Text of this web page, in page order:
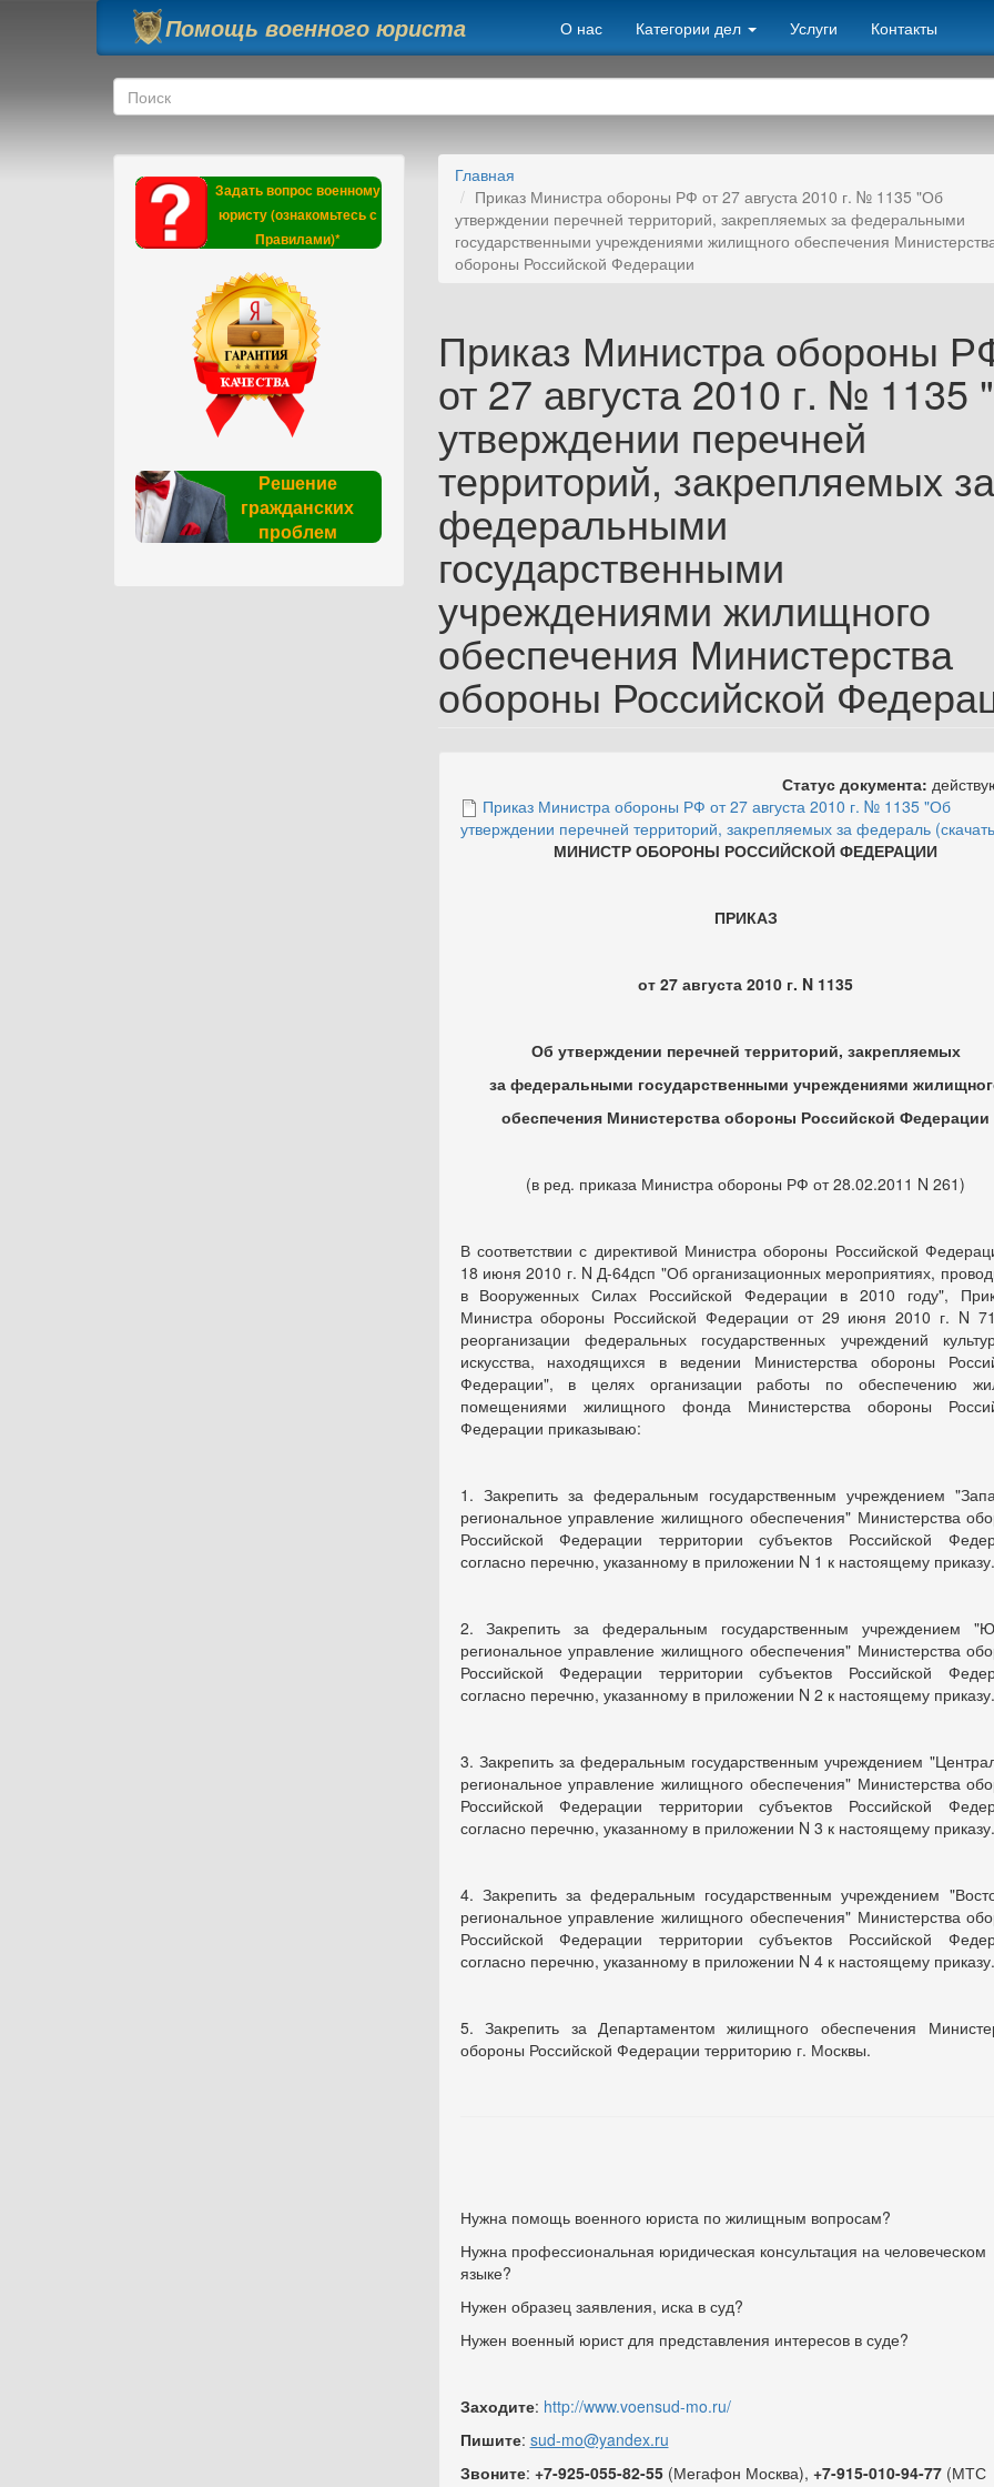
Перейти к основному содержанию
Помощь военного юриста О нас Категории дел Услуги Контакты
Форма поиска
Поиск
Задать вопрос военному
юристу (ознакомьтесь с
Правилами)*
Решение
гражданских
проблем
Главная
Приказ Министра обороны РФ от 27 августа 2010 г. № 1135 "Об
утверждении перечней территорий, закрепляемых за федеральными
государственными учреждениями жилищного обеспечения
обороны Российской Федерации
Приказ Министра обороны
от 27 августа 2010 г. № 1135
утверждении перечней
территорий, закрепляемых за
федеральными
государственными
учреждениями жилищного
обеспечения Министерства
обороны Российской
Статус документа:
Приказ Министра обороны РФ от 27 августа 2010 г. № 1135 "Об
утверждении перечней территорий, закрепляемых за федераль
МИНИСТР ОБОРОНЫ РОССИЙСКОЙ ФЕДЕРАЦИИ
ПРИКАЗ
от 27 августа 2010 г. N 1135
Об утверждении перечней территорий, закрепляемых
за федеральными государственными учреждениями
обеспечения Министерства обороны Российской Федерации
(в ред. приказа Министра обороны РФ от 28.02.2011 N 261)
В соответствии с директивой Министра обороны Российской
18 июня 2010 г. N Д-64дсп "Об организационных мероприятиях,
в Вооруженных Силах Российской Федерации в 2010 году",
Министра обороны Российской Федерации от 29 июня 2010 г. N
реорганизации федеральных государственных учреждений
искусства, находящихся в ведении Министерства обороны
Федерации", в целях организации работы по обеспечению
помещениями жилищного фонда Министерства обороны
Федерации приказываю:
1. Закрепить за федеральным государственным учреждением
региональное управление жилищного обеспечения" Министерства
Российской Федерации территории субъектов Российской
согласно перечню, указанному в приложении N 1 к настоящему приказу.
2. Закрепить за федеральным государственным учреждением
региональное управление жилищного обеспечения" Министерства
Российской Федерации территории субъектов Российской
согласно перечню, указанному в приложении N 2 к настоящему приказу.
3. Закрепить за федеральным государственным учреждением
региональное управление жилищного обеспечения" Министерства
Российской Федерации территории субъектов Российской
согласно перечню, указанному в приложении N 3 к настоящему приказу.
4. Закрепить за федеральным государственным учреждением
региональное управление жилищного обеспечения" Министерства
Российской Федерации территории субъектов Российской
согласно перечню, указанному в приложении N 4 к настоящему приказу.
5. Закрепить за Департаментом жилищного обеспечения
обороны Российской Федерации территорию г. Москвы.
Нужна помощь военного юриста по жилищным вопросам?
Нужна профессиональная юридическая консультация на человеческом
языке?
Нужен образец заявления, иска в суд?
Нужен военный юрист для представления интересов в суде?
Заходите: http://www.voensud-mo.ru/
Пишите: sud-mo@yandex.ru
Звоните: +7-925-055-82-55 (Мегафон Москва), +7-915-010-94-77 (МТС